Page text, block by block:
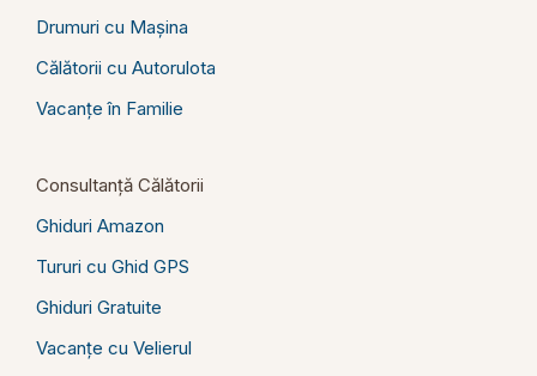
Drumuri cu Mașina
Călătorii cu Autorulota
Vacanțe în Familie
Consultanță Călătorii
Ghiduri Amazon
Tururi cu Ghid GPS
Ghiduri Gratuite
Vacanțe cu Velierul